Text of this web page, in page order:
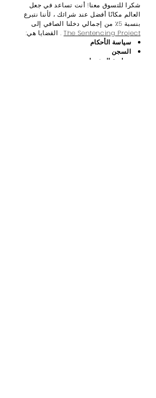
شكرا للتسوق معنا! أنت تساعد في جعل
العالم مكانًا أفضل عند شرائك ، لأننا نتبرع
بنسبة 5٪ من إجمالي دخلنا الصافي إلى
The Sentencing Project. القضايا هي:
سياسة الأحكام
السجن
سياسة المخدرات